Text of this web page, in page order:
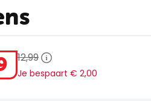
12,99
Je bespaart € 2,00